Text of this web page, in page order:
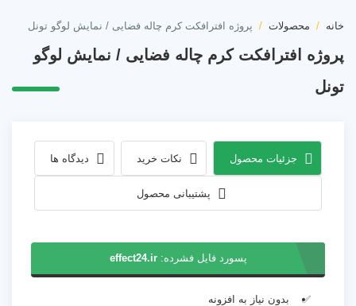
خانه محصولات پروژه افترافکت کرم چاله فضایی / نمایش لوگو تونل
پروژه افترافکت کرم چاله فضایی / نمایش لوگو
تونل
جزئیات محصول نکات خرید دیدگاه ها
پشتیبانی محصول
پسورد فایل فشرده:effect24.ir
بدون نیاز به افزونه